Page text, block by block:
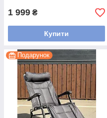
1 999 ₴
Купити
Подарунок